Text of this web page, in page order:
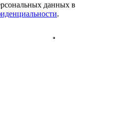
данных в
.